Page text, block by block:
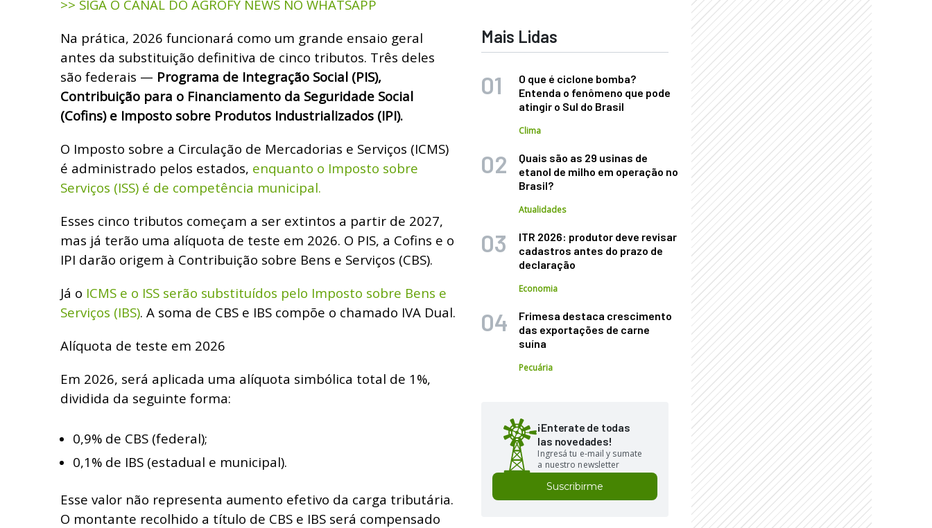
>> SIGA O CANAL DO AGROFY NEWS NO WHATSAPP
Na prática, 2026 funcionará como um grande ensaio geral
antes da substituição definitiva de cinco tributos. Três deles
são federais — Programa de Integração Social (PIS),
Contribuição para o Financiamento da Seguridade Social
(Cofins) e Imposto sobre Produtos Industrializados (IPI).
O Imposto sobre a Circulação de Mercadorias e Serviços (ICMS)
é administrado pelos estados, enquanto o Imposto sobre
Serviços (ISS) é de competência municipal.
Esses cinco tributos começam a ser extintos a partir de 2027,
mas já terão uma alíquota de teste em 2026. O PIS, a Cofins e o
IPI darão origem à Contribuição sobre Bens e Serviços (CBS).
Já o ICMS e o ISS serão substituídos pelo Imposto sobre Bens e
Serviços (IBS). A soma de CBS e IBS compõe o chamado IVA Dual.
Alíquota de teste em 2026
Em 2026, será aplicada uma alíquota simbólica total de 1%,
dividida da seguinte forma:
0,9% de CBS (federal);
0,1% de IBS (estadual e municipal).
Esse valor não representa aumento efetivo da carga tributária.
O montante recolhido a título de CBS e IBS será compensado
Mais Lidas
O que é ciclone bomba?
Entenda o fenômeno que pode
atingir o Sul do Brasil
Clima
Quais são as 29 usinas de
etanol de milho em operação no
Brasil?
Atualidades
ITR 2026: produtor deve revisar
cadastros antes do prazo de
declaração
Economia
Frimesa destaca crescimento
das exportações de carne
suína
Pecuária
¡Enterate de todas
las novedades!
Ingresá tu e-mail y sumate
a nuestro newsletter
Suscribirme